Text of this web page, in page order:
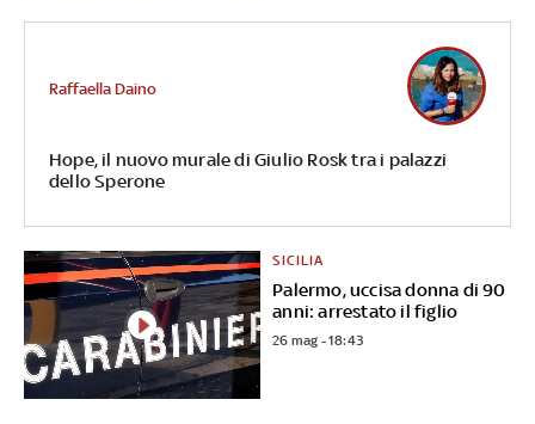
Hope, il nuovo murale di Giulio Rosk tra i palazzi
dello Sperone
Raffaella Daino
Palermo, uccisa donna di 90
anni: arrestato il figlio
SICILIA
26 mag - 18:43